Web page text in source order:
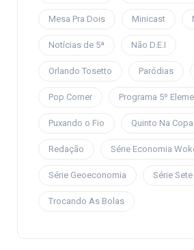
Mesa Pra Dois Minicast
Notícias de 5ª Não D.E.I
Orlando Tosetto Paródias
Pop Corner Programa 5º
Puxando o Fio Quinto Na
Redação Série Economia
Série Geoeconomia Série
Trocando As Bolas